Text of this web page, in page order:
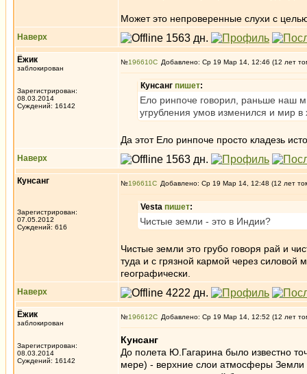
Может это непроверенные слухи с
Наверх
Ёжик
заблокирован
Зарегистрирован:
08.03.2014
Суждений: 16142
№196610 Добавлено: Ср 19 Мар 14, 12:46 (12 лет
Кунсанг пишет:
Ело ринпоче говорил, раньше наш
угрубления умов изменился и мир в
Да этот Ело ринпоче просто кладезь
Наверх
Кунсанг
Зарегистрирован:
07.05.2012
Суждений: 616
№196611 Добавлено: Ср 19 Мар 14, 12:48 (12 лет
Vesta пишет:
Чистые земли - это в Индии?
Чистые земли это грубо говоря рай и
туда и с грязной кармой через силовой
географически.
Наверх
Ёжик
заблокирован
Зарегистрирован:
08.03.2014
Суждений: 16142
№196612 Добавлено: Ср 19 Мар 14, 12:52 (12 лет
Кунсанг
До полета Ю.Гагарина было известно
мере) - верхние слои атмосферы Земли